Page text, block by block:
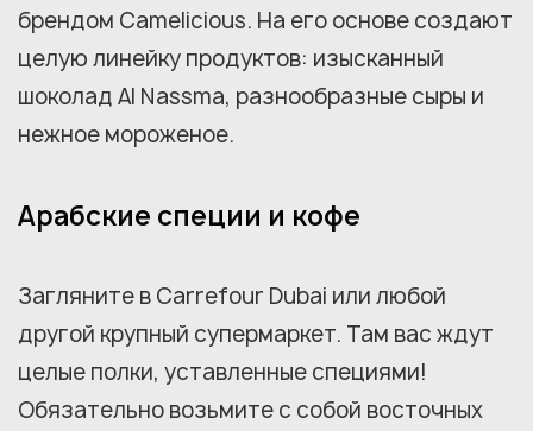
брендом Camelicious. На его основе создают
целую линейку продуктов: изысканный
шоколад Al Nassma, разнообразные сыры и
нежное мороженое.
Арабские специи и кофе
Загляните в Carrefour Dubai или любой
другой крупный супермаркет. Там вас ждут
целые полки, уставленные специями!
Обязательно возьмите с собой восточных